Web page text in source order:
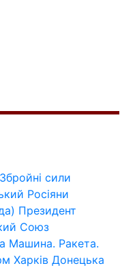
Збройні сили
Росіяни
Президент
Союз
Машина. Ракета.
Харків Донецька